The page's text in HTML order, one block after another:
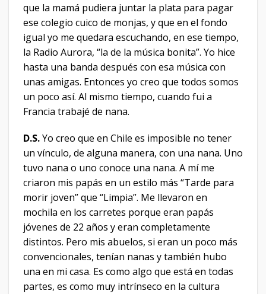
que la mamá pudiera juntar la plata para pagar
ese colegio cuico de monjas, y que en el fondo
igual yo me quedara escuchando, en ese tiempo,
la Radio Aurora, “la de la música bonita”. Yo hice
hasta una banda después con esa música con
unas amigas. Entonces yo creo que todos somos
un poco así. Al mismo tiempo, cuando fui a
Francia trabajé de nana.
D.S.Yo creo que en Chile es imposible no tener
un vínculo, de alguna manera, con una nana. Uno
tuvo nana o uno conoce una nana. A mí me
criaron mis papás en un estilo más “Tarde para
morir joven” que “Limpia”. Me llevaron en
mochila en los carretes porque eran papás
jóvenes de 22 años y eran completamente
distintos. Pero mis abuelos, si eran un poco más
convencionales, tenían nanas y también hubo
una en mi casa. Es como algo que está en todas
partes, es como muy intrínseco en la cultura